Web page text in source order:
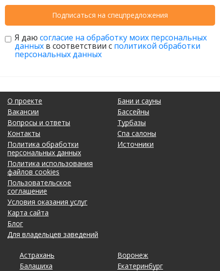
Подписаться на спецпредложения
Я даю согласие на обработку моих персональных
данных в соответствии с политикой обработки
персональных данных
О проекте
Вакансии
Вопросы и ответы
Контакты
Политика обработки
персональных данных
Политика использования
файлов cookies
Пользовательское
соглашение
Условия оказания услуг
Карта сайта
Блог
Для владельцев заведений
Бани и сауны
Бассейны
Турбазы
Спа салоны
Источники
Астрахань
Балашиха
Воронеж
Екатеринбург
Калининград
Кемерово
Липецк
Москва
Омск
Оренбург
Рязань
Самара
Тольятти
Томск
Уфа
Хабаровск